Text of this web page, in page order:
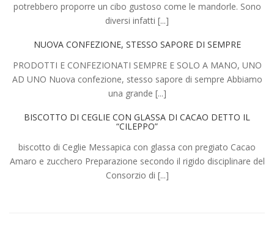
potrebbero proporre un cibo gustoso come le mandorle. Sono
diversi infatti [...]
NUOVA CONFEZIONE, STESSO SAPORE DI SEMPRE
PRODOTTI E CONFEZIONATI SEMPRE E SOLO A MANO, UNO
AD UNO Nuova confezione, stesso sapore di sempre Abbiamo
una grande [...]
BISCOTTO DI CEGLIE CON GLASSA DI CACAO DETTO IL
“CILEPPO”
biscotto di Ceglie Messapica con glassa con pregiato Cacao
Amaro e zucchero Preparazione secondo il rigido disciplinare del
Consorzio di [...]